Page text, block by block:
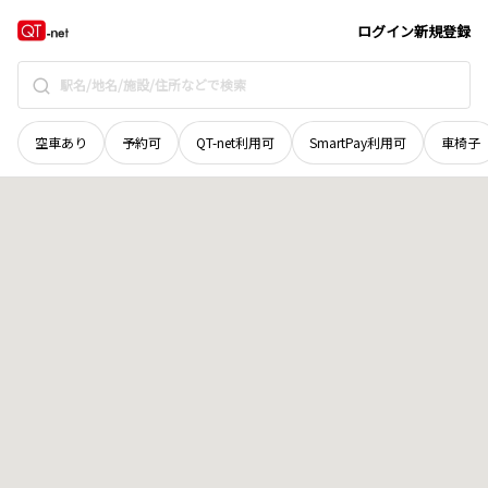
ログイン新規登録
空車あり 予約可 QT-net利用可 SmartPay利用可 車椅子
石川県